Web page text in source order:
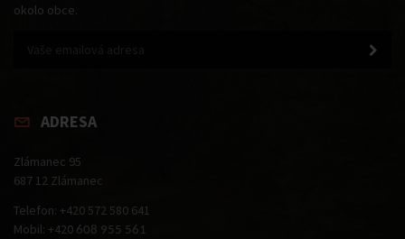
okolo obce.
ADRESA
Zlámanec 95
687 12 Zlámanec
Telefon: +420 572 580 641
Mobil: +420 608 955 561